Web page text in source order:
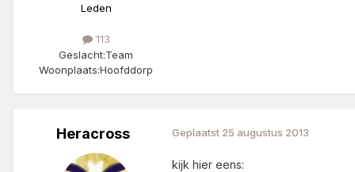
Leden
113
Geslacht:Team
Woonplaats:Hoofddorp
Heracross Geplaatst 25 augustus 2013
kijk hier eens: